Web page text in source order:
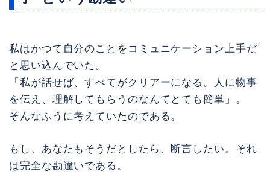
私はかつて自分のことをコミュニケーション上手だ
と思い込んでいた。
「私が話せば、すべてがクリアーになる。人に物事
を伝え、理解してもらうのなんてとても簡単」。
そんなふうに考えていたのである。
もし、あなたもそうだとしたら、断言したい。それ
は完全な勘違いである。